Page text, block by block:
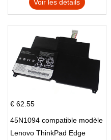
Voir les détails
€ 62.55
45N1094 compatible modèle
Lenovo ThinkPad Edge